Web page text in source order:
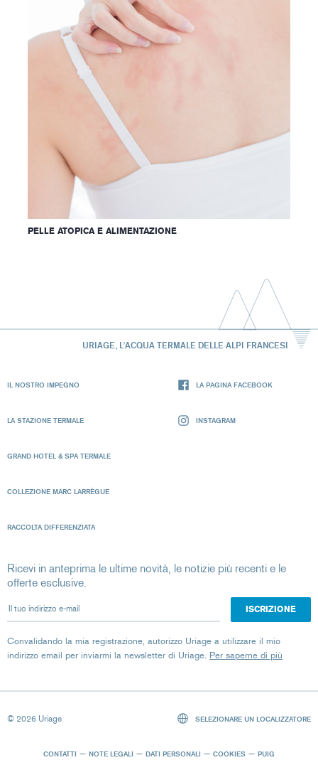
PELLE ATOPICA E ALIMENTAZIONE
URIAGE, L'ACQUA TERMALE DELLE ALPI FRANCESI
IL NOSTRO IMPEGNO
LA STAZIONE TERMALE
GRAND HOTEL & SPA TERMALE
COLLEZIONE MARC LARRÈGUE
RACCOLTA DIFFERENZIATA
LA PAGINA FACEBOOK
INSTAGRAM
Ricevi in anteprima le ultime novità, le notizie più recenti e le
offerte esclusive.
Il tuo indirizzo e-mail
Convalidando la mia registrazione, autorizzo Uriage a utilizzare il mio
indirizzo email per inviarmi la newsletter di Uriage. Per saperne di più
© 2026 Uriage
CONTATTI NOTE LEGALI DATI PERSONALI COOKIES PUIG
SELEZIONARE UN LOCALIZZATORE